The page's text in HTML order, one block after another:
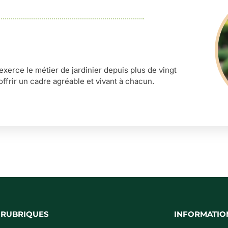
le métier de jardinier depuis plus de vingt
un cadre agréable et vivant à chacun.